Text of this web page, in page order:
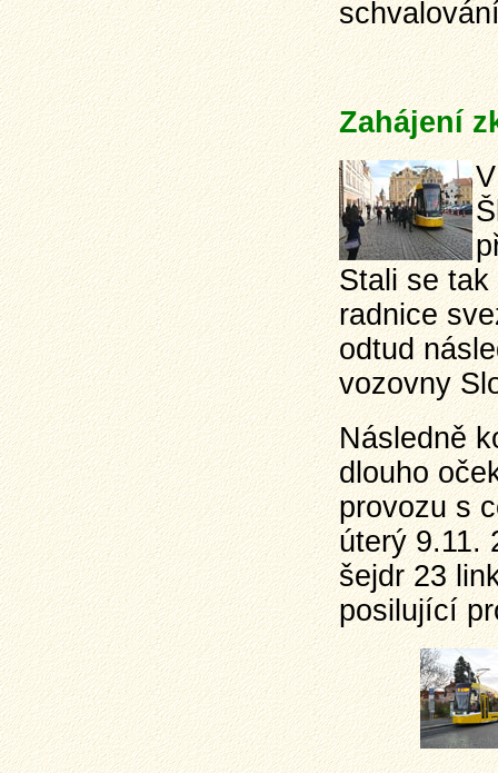
Zahájení
Stali se tak
radnice
odtud
vozovny
Následně
dlouho
provozu s
úterý 9.11.
šejdr 23
posilující